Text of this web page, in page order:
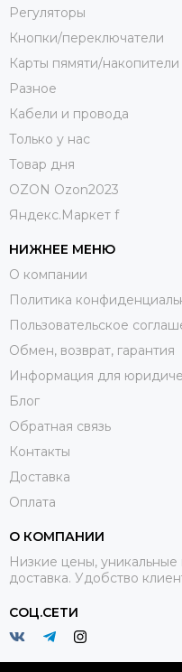
Регуляторы
Кнопки/переключатели
Карты пямяти/накопители
Разное
Кабели и провода
Только у нас
Товар дня
OZON Ozon2023
Яндекс.Маркет f
НИЖНЕЕ МЕНЮ
О компании
Политика
Пользовательское
Обмен, возврат, гарантия
Информация для
Блог
Обратная связь
Контакты
Доставка
Оплата
О КОМПАНИИ
Низкие цены,
доставка. Удобство
СОЦ.СЕТИ